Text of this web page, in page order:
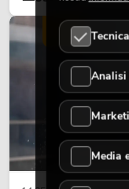
LUCE
Analisi
Media